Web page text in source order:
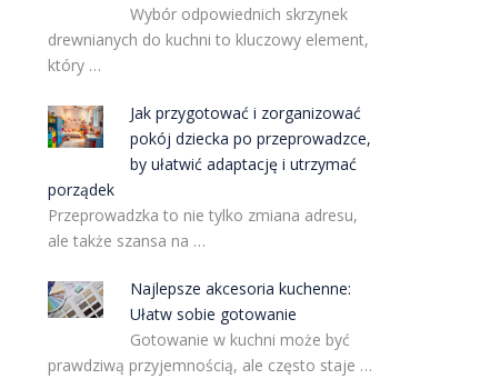
Wybór odpowiednich skrzynek
drewnianych do kuchni to kluczowy element,
który …
Jak przygotować i zorganizować
pokój dziecka po przeprowadzce,
by ułatwić adaptację i utrzymać
porządek
Przeprowadzka to nie tylko zmiana adresu,
ale także szansa na …
Najlepsze akcesoria kuchenne:
Ułatw sobie gotowanie
Gotowanie w kuchni może być
prawdziwą przyjemnością, ale często staje …